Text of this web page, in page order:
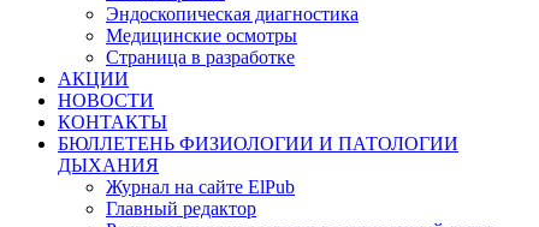
Эндоскопическая диагностика
Медицинские осмотры
Страница в разработке
АКЦИИ
НОВОСТИ
КОНТАКТЫ
БЮЛЛЕТЕНЬ ФИЗИОЛОГИИ И ПАТОЛОГИИ
ДЫХАНИЯ
Журнал на сайте ElPub
Главный редактор